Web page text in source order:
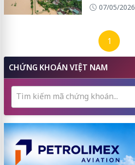
07/05/2026
1
CHỨNG KHOÁN VIỆT NAM
Tìm kiếm mã chứng khoán...